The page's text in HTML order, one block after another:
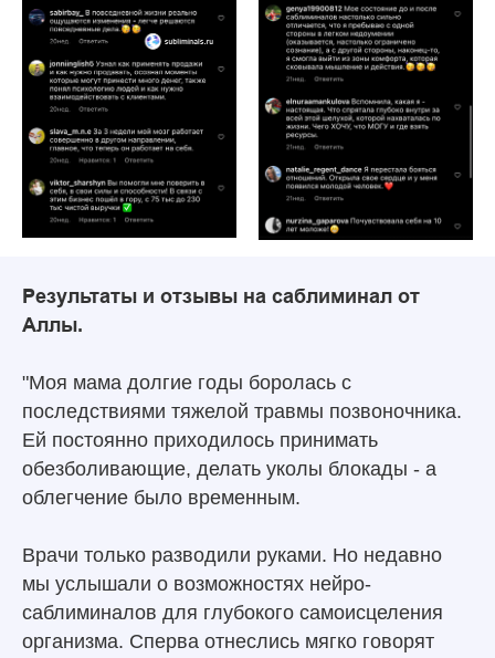
Результаты и отзывы на саблиминал от
Аллы.
"Моя мама долгие годы боролась с
последствиями тяжелой травмы позвоночника.
Ей постоянно приходилось принимать
обезболивающие, делать уколы блокады - а
облегчение было временным.
Врачи только разводили руками. Но недавно
мы услышали о возможностях нейро-
саблиминалов для глубокого самоисцеления
организма. Сперва отнеслись мягко говорят